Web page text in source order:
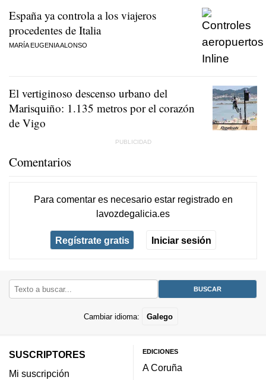
España ya controla a los viajeros
procedentes de Italia
MARÍA EUGENIA ALONSO
El vertiginoso descenso urbano del
Marisquiño: 1.135 metros por el corazón
de Vigo
Comentarios
Para comentar es necesario estar registradoen
lavozdegalicia.es
Regístrate gratis Iniciar sesión
Cambiar idioma: Galego
SUSCRIPTORES
Mi suscripción
EDICIONES
A Coruña